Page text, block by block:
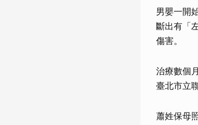
男嬰一開
斷出有「
傷害。
治療數個
臺北市立
蕭姓保母